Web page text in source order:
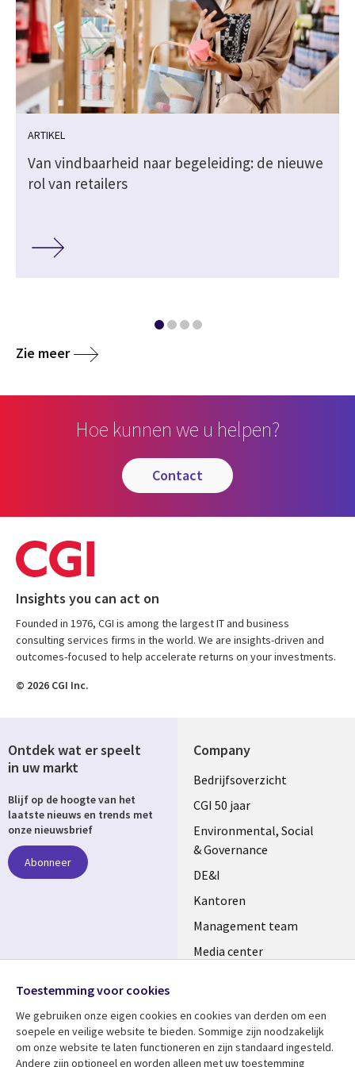
ARTIKEL
Van vindbaarheid naar begeleiding: de nieuwe
rol van retailers
Zie meer
Hoe kunnen we u helpen?
contact
Insights you can act on
Founded in 1976, CGI is among the largest IT and business
consulting services firms in the world. We are insights-driven and
outcomes-focused to help accelerate returns on your investments.
© 2026 CGI Inc.
Company
Useful
links
NETHERLANDS
Bedrijfsoverzicht
CGI 50 jaar
Environmental, Social
& Governance
DE&I
Kantoren
Management team
Media center
Ontdek wat er speelt
in uw markt
Blijf op de hoogte van het
laatste nieuws en trends met
onze nieuwsbrief
Abonneer
Media
NETHERLANDS
Toestemming voor cookies
We gebruiken onze eigen cookies en cookies van derden om een ​​
soepele en veilige website te bieden. Sommige zijn noodzakelijk
om onze website te laten functioneren en zijn standaard ingesteld.
Andere zijn optioneel en worden alleen met uw toestemming